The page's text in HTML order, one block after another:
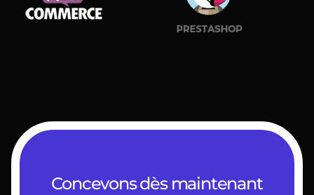
Concevons dès maintenant